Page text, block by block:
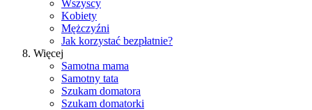
Wszyscy
Kobiety
Mężczyźni
Jak korzystać bezpłatnie?
Więcej
Samotna mama
Samotny tata
Szukam domatora
Szukam domatorki